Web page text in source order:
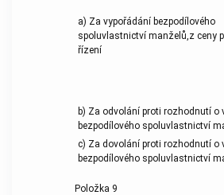
a) Za vypořádání bezpodílového
spoluvlastnictví manželů,z ceny
řízení
b) Za odvolání proti rozhodnutí o
bezpodílového spoluvlastnictví
c) Za dovolání proti rozhodnutí o
bezpodílového spoluvlastnictví
Položka 9